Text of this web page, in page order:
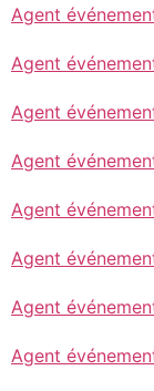
Agent
Agent
Agent
Agent
Agent
Agent
Agent
Agent